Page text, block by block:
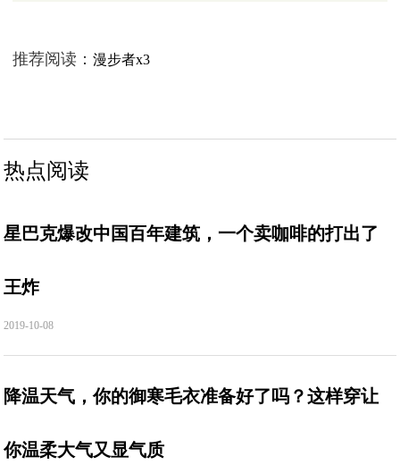
推荐阅读：漫步者x3
热点阅读
星巴克爆改中国百年建筑，一个卖咖啡的打出了
王炸
2019-10-08
降温天气，你的御寒毛衣准备好了吗？这样穿让
你温柔大气又显气质